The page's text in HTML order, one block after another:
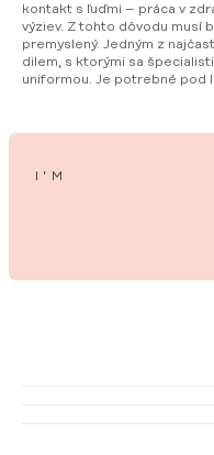
kontakt s ľuďmi – práca v
výziev. Z tohto dôvodu musí
premyslený. Jedným z
dilem, s ktorými sa
uniformou. Je potrebné pod
I’M